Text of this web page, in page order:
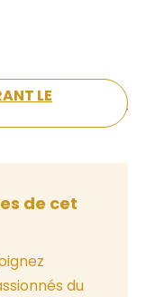
LE
de cet
du